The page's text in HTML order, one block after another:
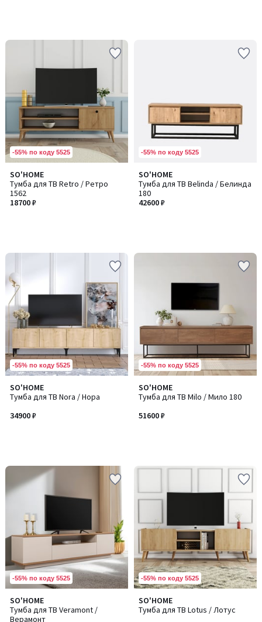
-55% по коду 5525
SO'HOME
Тумба для ТВ Retro / Ретро
1562
18700 ₽
-55% по коду 5525
SO'HOME
Тумба для ТВ Belinda / Белинда
180
42600 ₽
-55% по коду 5525
SO'HOME
Тумба для ТВ Nora / Нора
34900 ₽
-55% по коду 5525
SO'HOME
Тумба для ТВ Milo / Мило 180
51600 ₽
-55% по коду 5525
SO'HOME
Тумба для ТВ Veramont /
Верамонт
-55% по коду 5525
SO'HOME
Тумба для ТВ Lotus / Лотус